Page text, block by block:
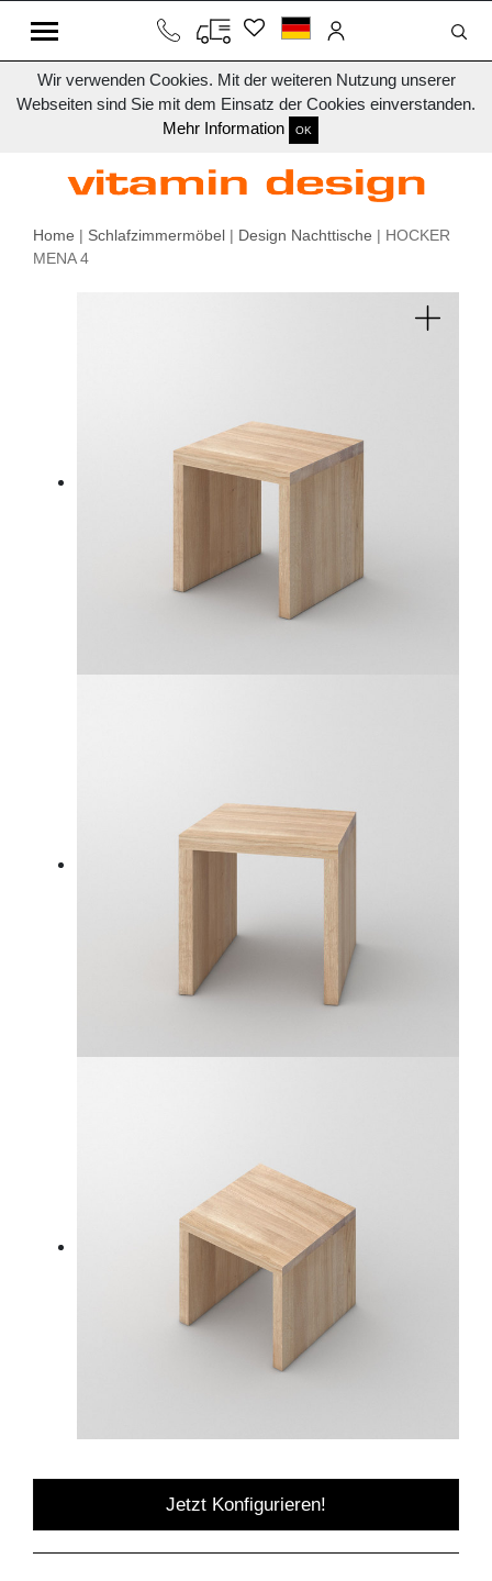
Wir verwenden Cookies. Mit der weiteren Nutzung unserer
Webseiten sind Sie mit dem Einsatz der Cookies einverstanden.
Mehr Information
OK
Home | Schlafzimmermöbel | Design Nachttische | HOCKER
MENA 4
Jetzt Konfigurieren!